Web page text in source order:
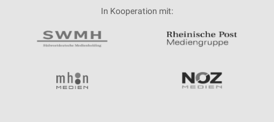
In Kooperation mit: